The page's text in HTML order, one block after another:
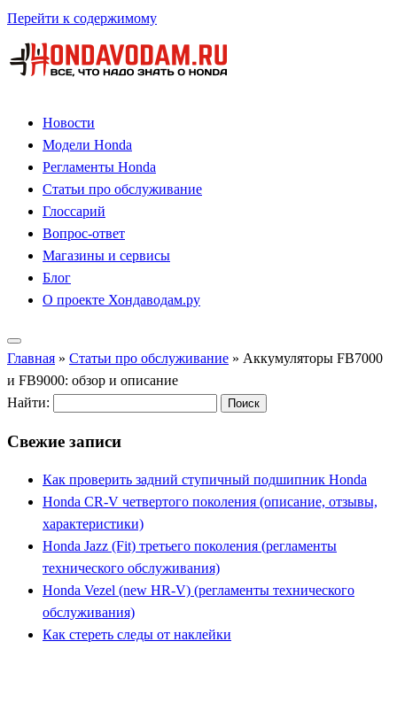
Перейти к содержимому
Новости
Модели Honda
Регламенты Honda
Статьи про обслуживание
Глоссарий
Вопрос-ответ
Магазины и сервисы
Блог
О проекте Хондаводам.ру
Главная » Статьи про обслуживание » Аккумуляторы FB7000
и FB9000: обзор и описание
Найти:
Свежие записи
Как проверить задний ступичный подшипник Honda
Honda CR-V четвертого поколения (описание, отзывы,
характеристики)
Honda Jazz (Fit) третьего поколения (регламенты
технического обслуживания)
Honda Vezel (new HR-V) (регламенты технического
обслуживания)
Как стереть следы от наклейки